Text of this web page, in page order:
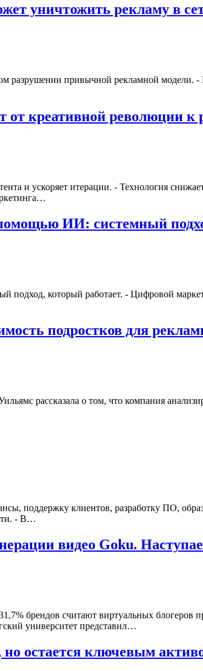
уничтожить рекламу в
разрушении привычной рекламной модели. -
креативной революции к
и ускоряет итерации. - Технология
ИИ: системный
который работает. - Цифровой
подростков для
рассказала о том, что компания
поддержку клиентов, разработку ПО,
- В…
видео Goku.
брендов считают виртуальных блогеров
университет представил…
остается ключевым